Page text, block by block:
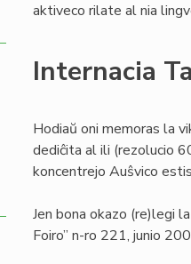
aktiveco rilate al nia
Internacia
Hodiaŭ oni memoras la
dediĉita al ili (rezolucio
koncentrejo Auŝvico
Jen bona okazo (re)legi
Foiro” n-ro 221, junio